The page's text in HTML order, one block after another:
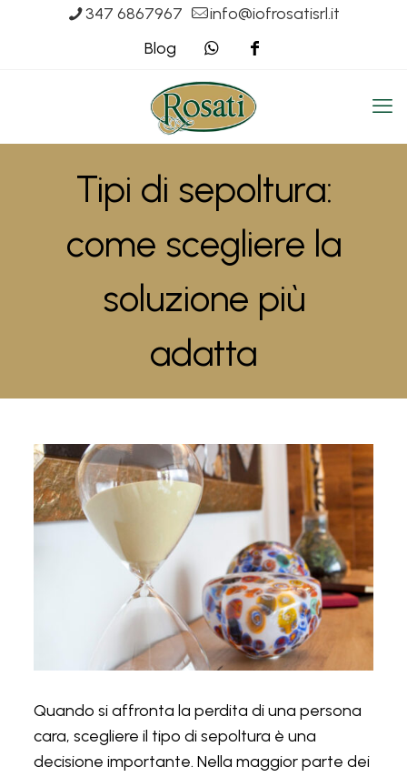
347 6867967
info@iofrosatisrl.it
Blog
Tipi di sepoltura:
come scegliere la
soluzione più
adatta
Quando si affronta la perdita di una persona
cara, scegliere il tipo di sepoltura è una
decisione importante. Nella maggior parte dei